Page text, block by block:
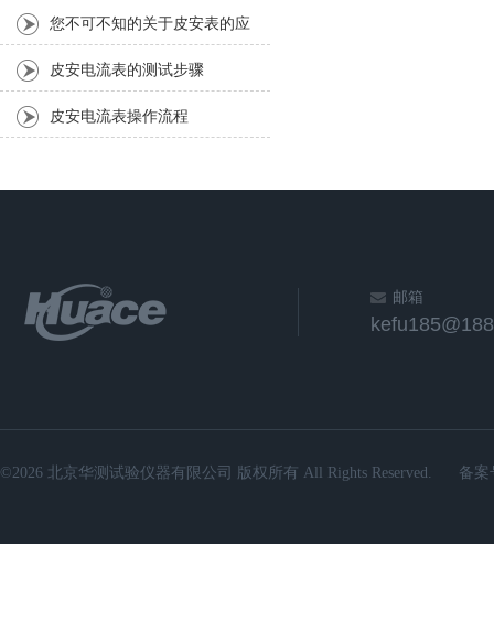
流表的应用领域
您不可不知的关于皮安表的应
用
皮安电流表的测试步骤
皮安电流表操作流程
邮箱
©2026 北京华测试验仪器有限公司 版权所有 All Rights Reserved. 备案